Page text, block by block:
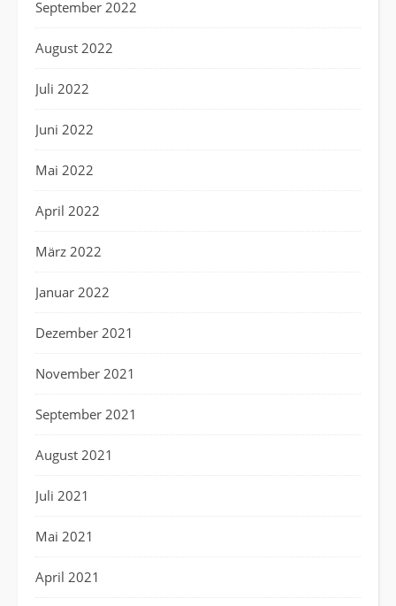
September 2022
August 2022
Juli 2022
Juni 2022
Mai 2022
April 2022
März 2022
Januar 2022
Dezember 2021
November 2021
September 2021
August 2021
Juli 2021
Mai 2021
April 2021